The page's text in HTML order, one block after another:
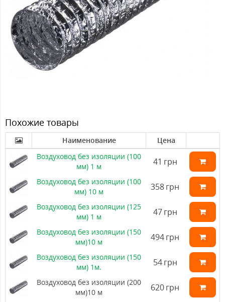
Похожие товары
Наименование
Цена
Воздуховод без изоляции (100
мм) 1 м
41 грн
Воздуховод без изоляции (100
мм) 10 м
358грн
Воздуховод без изоляции (125
мм) 1 м
47 грн
Воздуховод без изоляции (150
мм)10 м
494грн
Воздуховод без изоляции (150
мм) 1м.
54 грн
Воздуховод без изоляции (200
мм)10 м
620грн